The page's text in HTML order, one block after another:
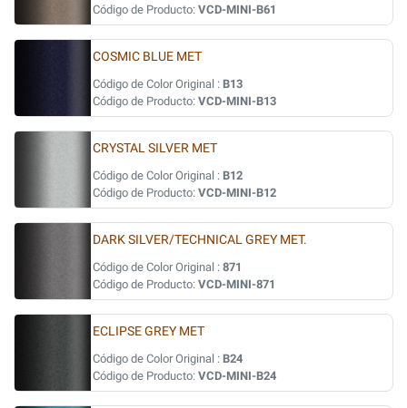
Código de Producto: VCD-MINI-B61
COSMIC BLUE MET
Código de Color Original : B13
Código de Producto: VCD-MINI-B13
CRYSTAL SILVER MET
Código de Color Original : B12
Código de Producto: VCD-MINI-B12
DARK SILVER/TECHNICAL GREY MET.
Código de Color Original : 871
Código de Producto: VCD-MINI-871
ECLIPSE GREY MET
Código de Color Original : B24
Código de Producto: VCD-MINI-B24